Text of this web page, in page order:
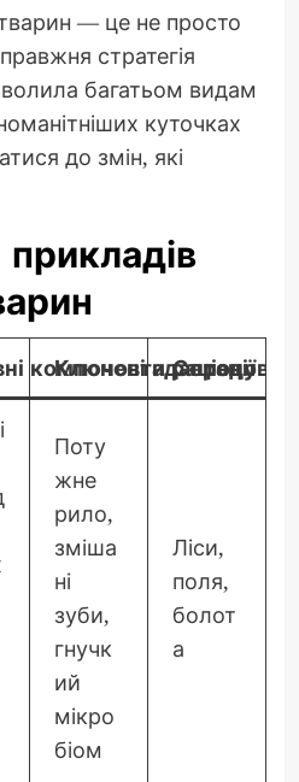
тварин — це не просто
стратегія
багатьом видам
куточках
до змін, які
компоненти раціону
Ключові адаптації
Поту
жне
рило,
зміша
ні
зуби,
гнучк
ий
мікро
біом
Ліси,
поля,
болот
а